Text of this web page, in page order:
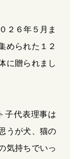
２６年５月ま
められた１２
に贈られまし
子代表理事は
うが犬、猫の
気持ちでいっ